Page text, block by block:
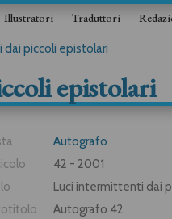
Illustratori Traduttori
piccoli epistolari
epistolari
Autografo
42 - 2001
Luci intermittenti dai
Autografo 42